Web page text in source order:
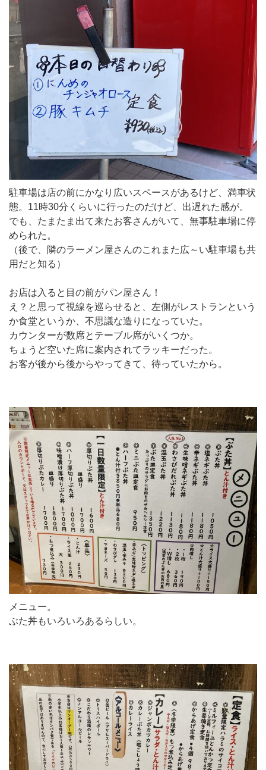
駐車場は店の前にかなり広いスペースがあるけど、満車状
態。11時30分くらいに行ったのだけど、出遅れた感が。
でも、たまたま出て来たお客さんがいて、無事駐車場に停
められた。
（後で、隣のラーメン屋さんのこれまた広～い駐車場も共
用だと知る）
お店は入ると目の前がパン屋さん！
え？と思って視線を巡らせると、左側がレストランという
か食堂というか、不思議な造りになっていた。
カウンターが数席とテーブル席がいくつか。
ちょうど空いた席に案内されてラッキーだった。
お客が後から後からやってきて、待っていたから。
メニュー。
ぶた丼もいろいろあるらしい。